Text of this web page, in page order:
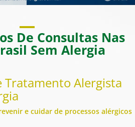
De Consultas Nas
Sem Alergia
Alergista
e cuidar de processos alérgicos